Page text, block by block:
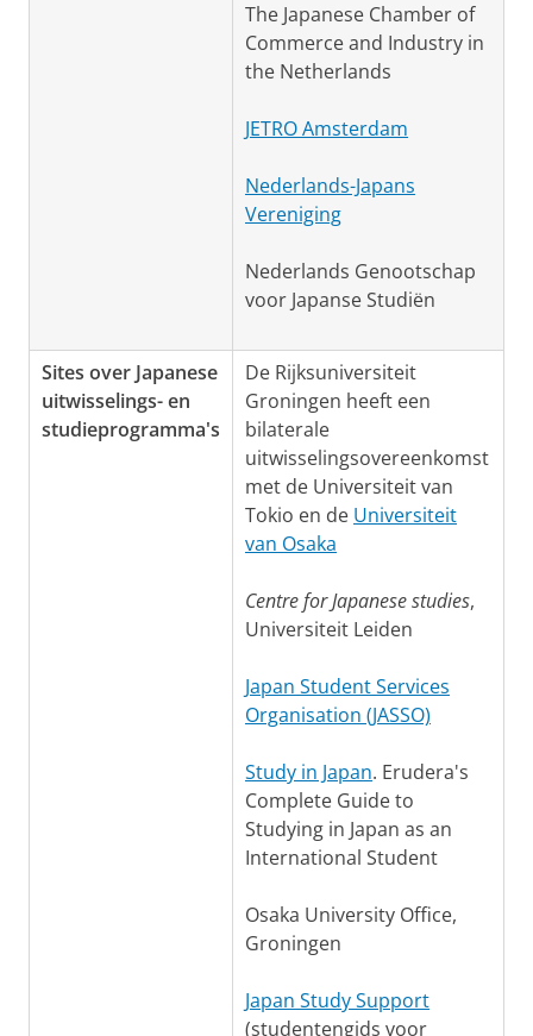
The Japanese Chamber of
Commerce and Industry in
the Netherlands
JETRO Amsterdam
Nederlands-Japans
Vereniging
Nederlands Genootschap
voor Japanse Studiën
Sites over Japanese
uitwisselings- en
studieprogramma's
De Rijksuniversiteit
Groningen heeft een
bilaterale
uitwisselingsovereenkomst
met de Universiteit van
Tokio en de Universiteit
van Osaka
Centre for Japanese studies,
Universiteit Leiden
Japan Student Services
Organisation (JASSO)
Study in Japan. Erudera's
Complete Guide to
Studying in Japan as an
International Student
Osaka University Office,
Groningen
Japan Study Support
(studentengids voor